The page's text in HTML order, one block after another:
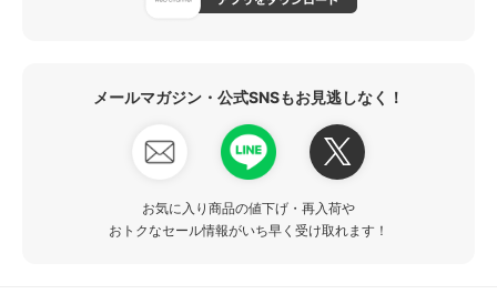
メールマガジン・公式SNSもお見逃しなく！
お気に入り商品の値下げ・再入荷や
おトクなセール情報がいち早く受け取れます！